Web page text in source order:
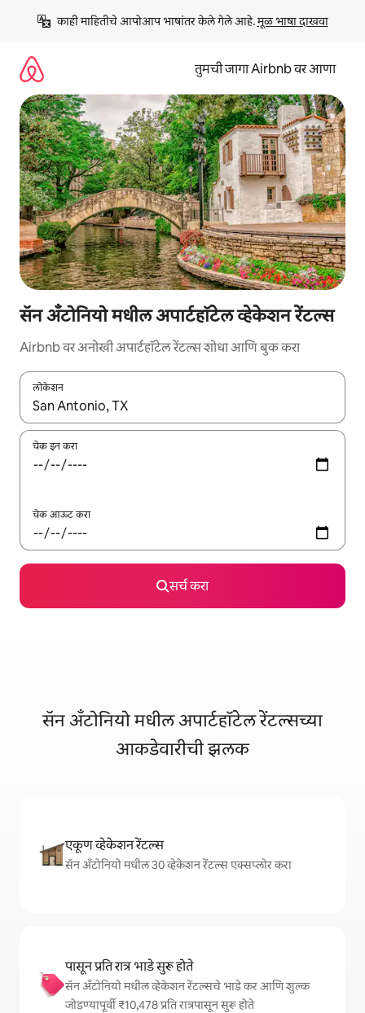
काही माहितीचे आपोआप भाषांतर केले गेले आहे. मूळ भाषा दाखवा
तुमची जागा Airbnb वर आणा
सॅन अँटोनियो मधील अपार्टहॉटेल व्हेकेशन रेंटल्स
Airbnb वर अनोखी अपार्टहॉटेल रेंटल्स शोधा आणि बुक करा
लोकेशन
जेव्हा परिणाम उपलब्ध असतील, तेव्हा वरच्या आणि खाली बाणांच्या किजसह
चेक इन करा
चेक आऊट करा
सर्च करा
सॅन अँटोनियो मधील अपार्टहॉटेल रेंटल्सच्या
आकडेवारीची झलक
एकूण व्हेकेशन रेंटल्स
सॅन अँटोनियो मधील 30 व्हेकेशन रेंटल्स एक्सप्लोर करा
पासून प्रति रात्र भाडे सुरू होते
सॅन अँटोनियो मधील व्हेकेशन रेंटल्सचे भाडे कर आणि शुल्क
जोडण्यापूर्वी ₹10,478 प्रति रात्रपासून सुरू होते